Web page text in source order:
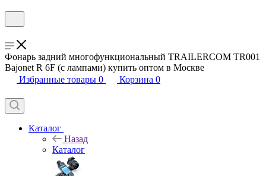
Фонарь задний многофункциональный TRAILERCOM TR001
Bajonet R 6F (с лампами) купить оптом в Москве
Избранные товары 0 Корзина 0
Каталог
Назад
Каталог